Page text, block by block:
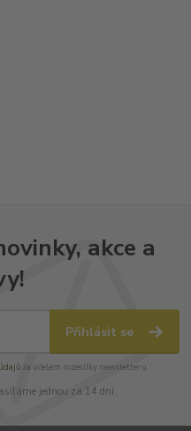
akce a
Přihlásit se
za účelem rozesílky newsletteru.
jednou za 14 dní.